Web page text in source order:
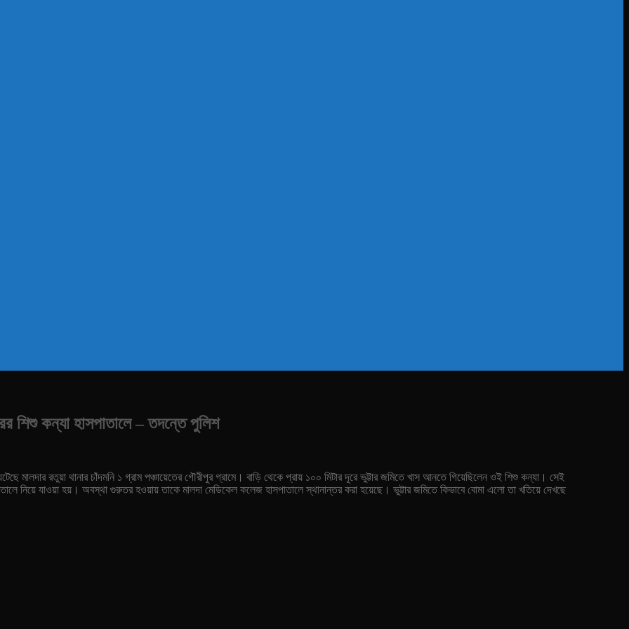
শিশু কন্যা হাসপাতালে – তদন্তে পুলিশ
মালদার রতুয়া থানার চাঁদমনি ১ গ্রাম পঞ্চায়েতের গৌরীপুর গ্রামে। বাড়ি থেকে প্রায় ১০০ মিটার দূরে ভুট্টার জমিতে খাস আনতে গিয়েছিলেন ওই শিশু কন্যা। সেই
নিয়ে যাওয়া হয়। অবস্থা গুরুতর হওয়ায় তাকে মালদা মেডিকেল কলেজ হাসপাতালে স্থানান্তর করা হয়েছে। ভুট্টার জমিতে কিভাবে বোমা এলো তা খতিয়ে দেখছে